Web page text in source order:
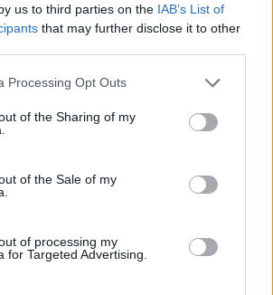
us to third parties on the IAB’s List of
that may further disclose it to other
Processing Opt Outs
of the Sharing of my
of the Sale of my
of processing my
for Targeted Advertising.